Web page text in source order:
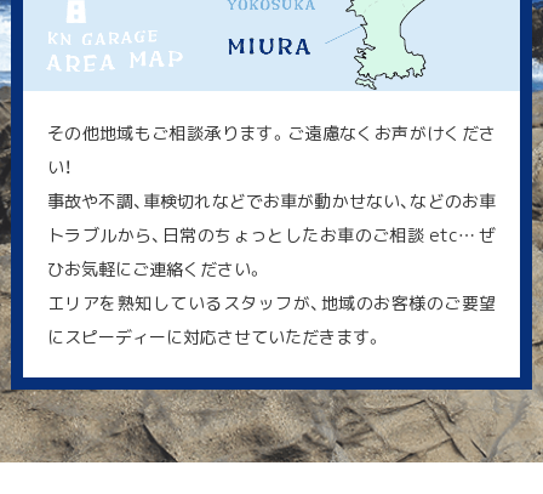
その他地域もご相談承ります。ご遠慮なくお声がけくださ
い！
事故や不調、車検切れなどでお車が動かせない、などのお車
トラブルから、日常のちょっとしたお車のご相談 etc… ぜ
ひお気軽にご連絡ください。
エリアを熟知しているスタッフが、地域のお客様のご要望
にスピーディーに対応させていただきます。